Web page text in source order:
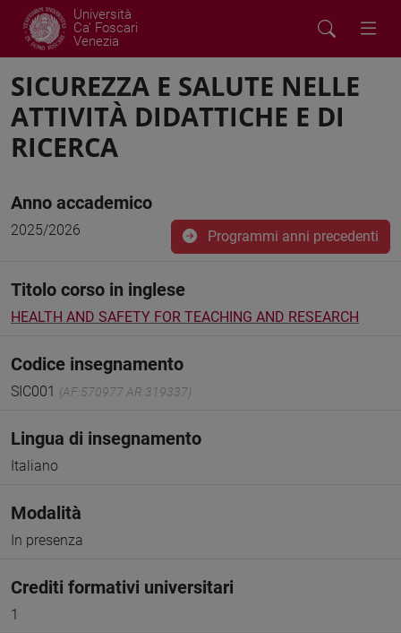
Università
Ca' Foscari
Venezia
SICUREZZA E SALUTE NELLE
ATTIVITÀ DIDATTICHE E DI
RICERCA
Anno accademico
2025/2026 Programmi anni precedenti
Titolo corso in inglese
HEALTH AND SAFETY FOR TEACHING AND RESEARCH
Codice insegnamento
SIC001 (AF:570977 AR:319337)
Lingua di insegnamento
Italiano
Modalità
In presenza
Crediti formativi universitari
1